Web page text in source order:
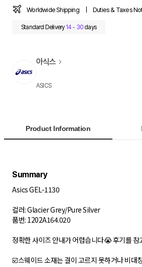
Worldwide Shipping Duties & Taxes
Standard Delivery 14 - 30 days
아식스
ASICS
Product Information
Summary
Asics GEL-1130
컬러: Glacier Grey/Pure Silver
품번: 1202A164.020
정확한 사이즈 안내가 어렵습니다😭 후기를 참
☑️스웨이드 소재는 결이 고르지 못하거나 비대